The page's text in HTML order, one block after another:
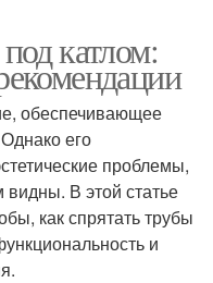
катлом:
обеспечивающее
его
проблемы,
В этой статье
как спрятать трубы
и